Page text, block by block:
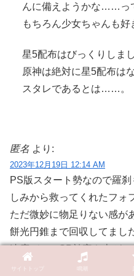
んに備えようかな……っ
もちろん少女ちゃん
星5配布はびっくりしま
原神は絶対に星5配布は
スタレであるとは……。
匿名 より:
2023年12月19日 12:14 AM
PS版スタート勢なので羅
しみから救ってくれたフォ
ただ微妙に物足りない感が
餅光円錐まで回収してまし
速度バフにSP効率も上が
サイトトップ